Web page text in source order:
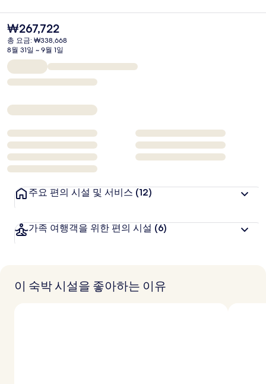
현
재
가
격
은
₩267,722
₩267,722
총 요금: ₩338,668
8월 31일 ~ 9월 1일
주요 편의 시설 및 서비스 (12)
가족 여행객을 위한 편의 시설 (6)
이 숙박 시설을 좋아하는 이유